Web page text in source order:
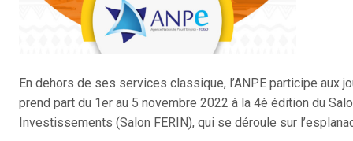
En dehors de ses services classique, l’ANPE participe aux
prend part du 1er au 5 novembre 2022 à la 4è édition du
Investissements (Salon FERIN), qui se déroule sur